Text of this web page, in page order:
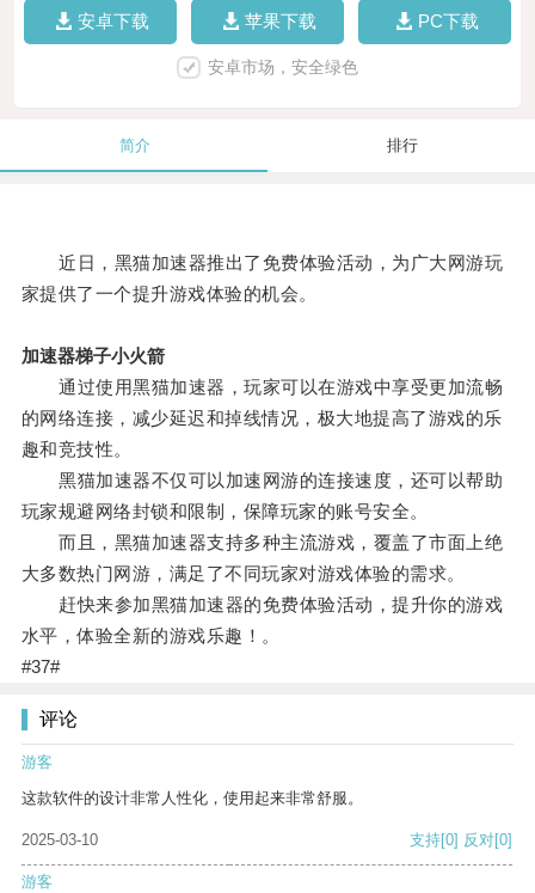
安卓下载 苹果下载 PC下载
安卓市场，安全绿色
简介 排行
近日，黑猫加速器推出了免费体验活动，为广大网游玩
家提供了一个提升游戏体验的机会。
加速器梯子小火箭
通过使用黑猫加速器，玩家可以在游戏中享受更加流畅
的网络连接，减少延迟和掉线情况，极大地提高了游戏的乐
趣和竞技性。
黑猫加速器不仅可以加速网游的连接速度，还可以帮助
玩家规避网络封锁和限制，保障玩家的账号安全。
而且，黑猫加速器支持多种主流游戏，覆盖了市面上绝
大多数热门网游，满足了不同玩家对游戏体验的需求。
赶快来参加黑猫加速器的免费体验活动，提升你的游戏
水平，体验全新的游戏乐趣！。
#37#
评论
游客
这款软件的设计非常人性化，使用起来非常舒服。
2025-03-10 支持[0] 反对[0]
游客